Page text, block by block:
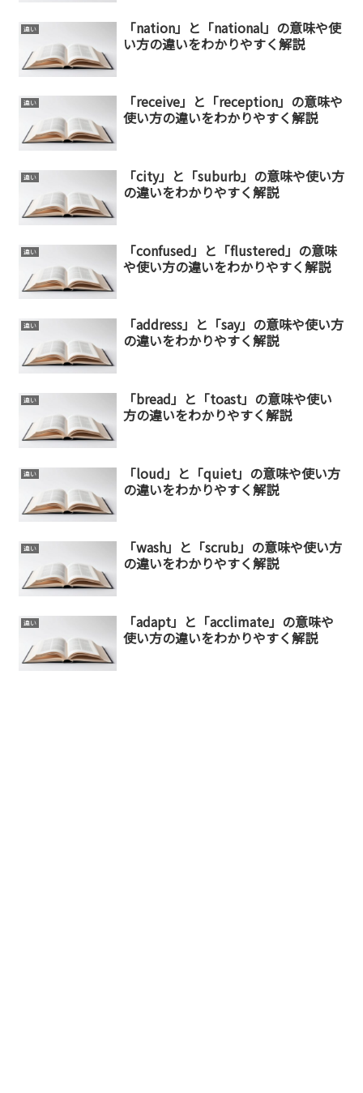
違い
「nation」と「national」の意味や使
い方の違いをわかりやすく解説
違い
「receive」と「reception」の意味や
使い方の違いをわかりやすく解説
違い
「city」と「suburb」の意味や使い方
の違いをわかりやすく解説
違い
「confused」と「flustered」の意味
や使い方の違いをわかりやすく解説
違い
「address」と「say」の意味や使い方
の違いをわかりやすく解説
違い
「bread」と「toast」の意味や使い
方の違いをわかりやすく解説
違い
「loud」と「quiet」の意味や使い方
の違いをわかりやすく解説
違い
「wash」と「scrub」の意味や使い方
の違いをわかりやすく解説
違い
「adapt」と「acclimate」の意味や
使い方の違いをわかりやすく解説